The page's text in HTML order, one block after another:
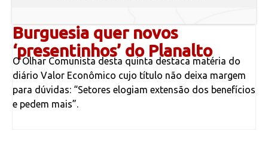
Burguesia quer novos
‘presentinhos’ do Planalto
O Olhar Comunista desta quinta destaca matéria do
diário Valor Econômico cujo título não deixa margem
para dúvidas: “Setores elogiam extensão dos benefícios
e pedem mais”.